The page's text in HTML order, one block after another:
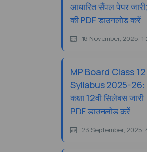
आधारित सैंपल पेपर
की PDF डाउनलोड करें
18 November, 2025,
MP Board Class 12
Syllabus 2025-26:
कक्षा 12वी सिलेबस जारी
PDF डाउनलोड करें
23 September, 2025,